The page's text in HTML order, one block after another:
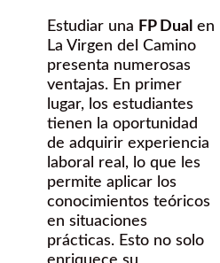
Estudiar una FP Dual en
La Virgen del Camino
presenta numerosas
ventajas. En primer
lugar, los estudiantes
tienen la oportunidad
de adquirir experiencia
laboral real, lo que les
permite aplicar los
conocimientos teóricos
en situaciones
prácticas. Esto no solo